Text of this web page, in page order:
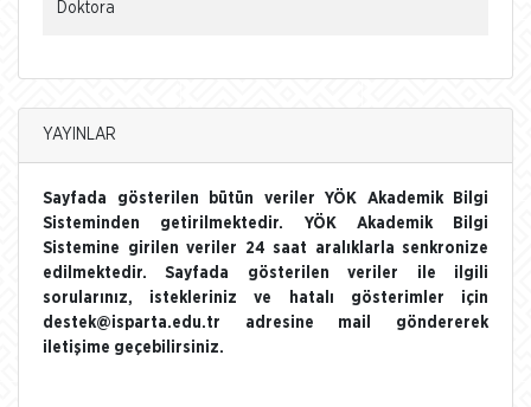
Doktora
YAYINLAR
Sayfada gösterilen bütün veriler YÖK Akademik Bilgi
Sisteminden getirilmektedir. YÖK Akademik Bilgi
Sistemine girilen veriler 24 saat aralıklarla senkronize
edilmektedir. Sayfada gösterilen veriler ile ilgili
sorularınız, istekleriniz ve hatalı gösterimler için
destek@isparta.edu.tr adresine mail göndererek
iletişime geçebilirsiniz.